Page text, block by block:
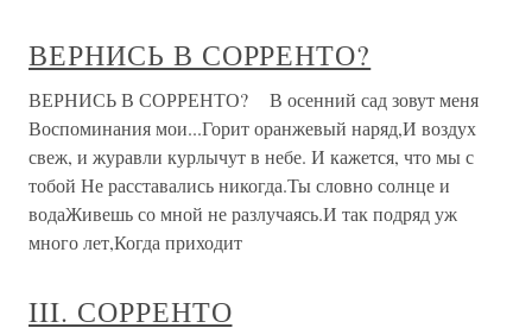
ВЕРНИСЬ В СОРРЕНТО?
ВЕРНИСЬ В СОРРЕНТО? В осенний сад зовут меня
Воспоминания мои...Горит оранжевый наряд,И воздух
свеж, и журавли курлычут в небе. И кажется, что мы с
тобой Не расставались никогда.Ты словно солнце и
водаЖивешь со мной не разлучаясь.И так подряд уж
много лет,Когда приходит
III. СОРРЕНТО